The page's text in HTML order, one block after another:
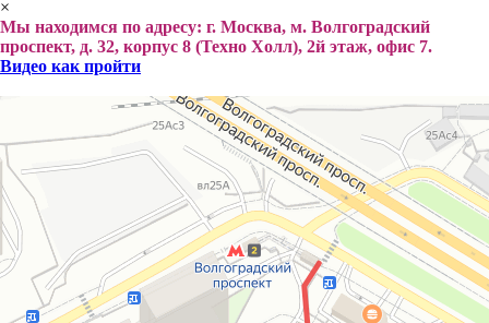
×
Мы находимся по адресу: г. Москва, м. Волгоградский
проспект, д. 32, корпус 8 (Техно Холл), 2й этаж, офис 7.
Видео как пройти